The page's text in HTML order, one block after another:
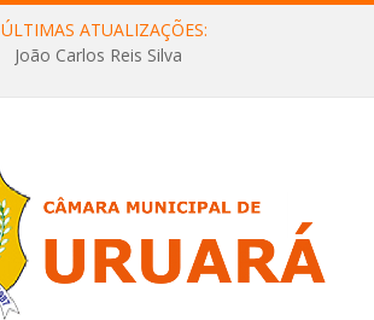
ÚLTIMAS ATUALIZAÇÕES:
João Carlos Reis Silva